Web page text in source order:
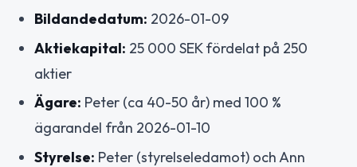
Bildandedatum: 2026-01-09
Aktiekapital: 25 000 SEK fördelat på 250
aktier
Ägare: Peter (ca 40-50 år) med 100 %
ägarandel från 2026-01-10
Styrelse: Peter (styrelseledamot) och Ann